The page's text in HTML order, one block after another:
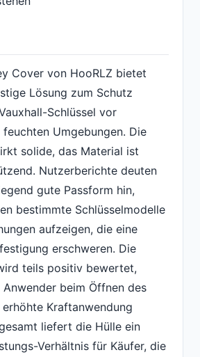
Cover von HooRLZ bietet
Lösung zum Schutz
Schlüssel vor
Umgebungen. Die
solide, das Material ist
Nutzerberichte deuten
gute Passform hin,
bestimmte Schlüsselmodelle
aufzeigen, die eine
erschweren. Die
teils positiv bewertet,
beim Öffnen des
erhöhte Kraftanwendung
liefert die Hülle ein
Verhältnis für Käufer, die